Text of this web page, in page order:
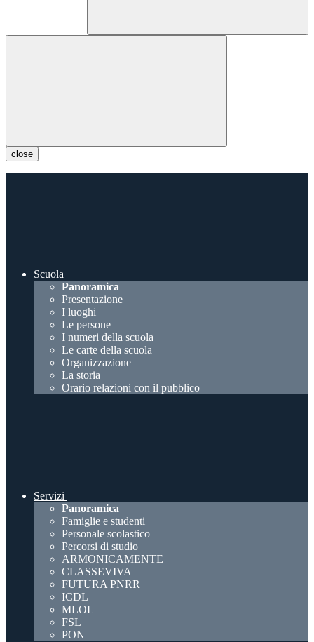
close
Scuola
Panoramica
Presentazione
I luoghi
Le persone
I numeri della scuola
Le carte della scuola
Organizzazione
La storia
Orario relazioni con il pubblico
Servizi
Panoramica
Famiglie e studenti
Personale scolastico
Percorsi di studio
ARMONICAMENTE
CLASSEVIVA
FUTURA PNRR
ICDL
MLOL
FSL
PON